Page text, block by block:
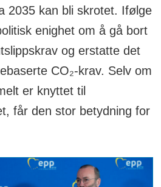
2035 kan bli skrotet. Ifølge
enighet om å gå bort
og erstatte det
CO₂-krav. Selv om
er knyttet til
får den stor betydning for